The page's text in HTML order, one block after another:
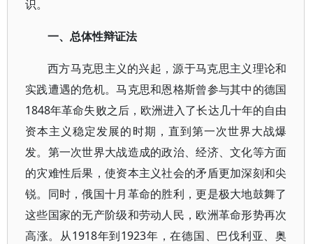
识。
一、总体性辩证法
西方马克思主义的兴起，源于马克思主义理论和
实践遭遇的危机。马克思和恩格斯曾参与其中的德国
1848年革命失败之后，欧洲进入了长达几十年的自由
资本主义稳定发展的时期，直到第一次世界大战爆
发。第一次世界大战造成的政治、经济、文化等方面
的灾难性后果，使资本主义社会的矛盾更加深刻和尖
锐。同时，俄国十月革命的胜利，更是极大地鼓舞了
这些国家的无产阶级和劳动人民，欧洲革命形势再次
高涨。从1918年到1923年，在德国、巴伐利亚、奥